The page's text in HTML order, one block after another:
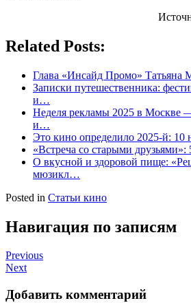
Related Posts:
Глава «Инсайд Промо» Татьяна
Записки путешественника:
и…
Неделя рекламы 2025 в Москве
и…
Это кино определило 2025-й:
«Встреча со старыми
О вкусной и здоровой пище:
мюзикл…
Posted in Статьи кино
Навигация по записям
Previous
Next
Добавить комментарий